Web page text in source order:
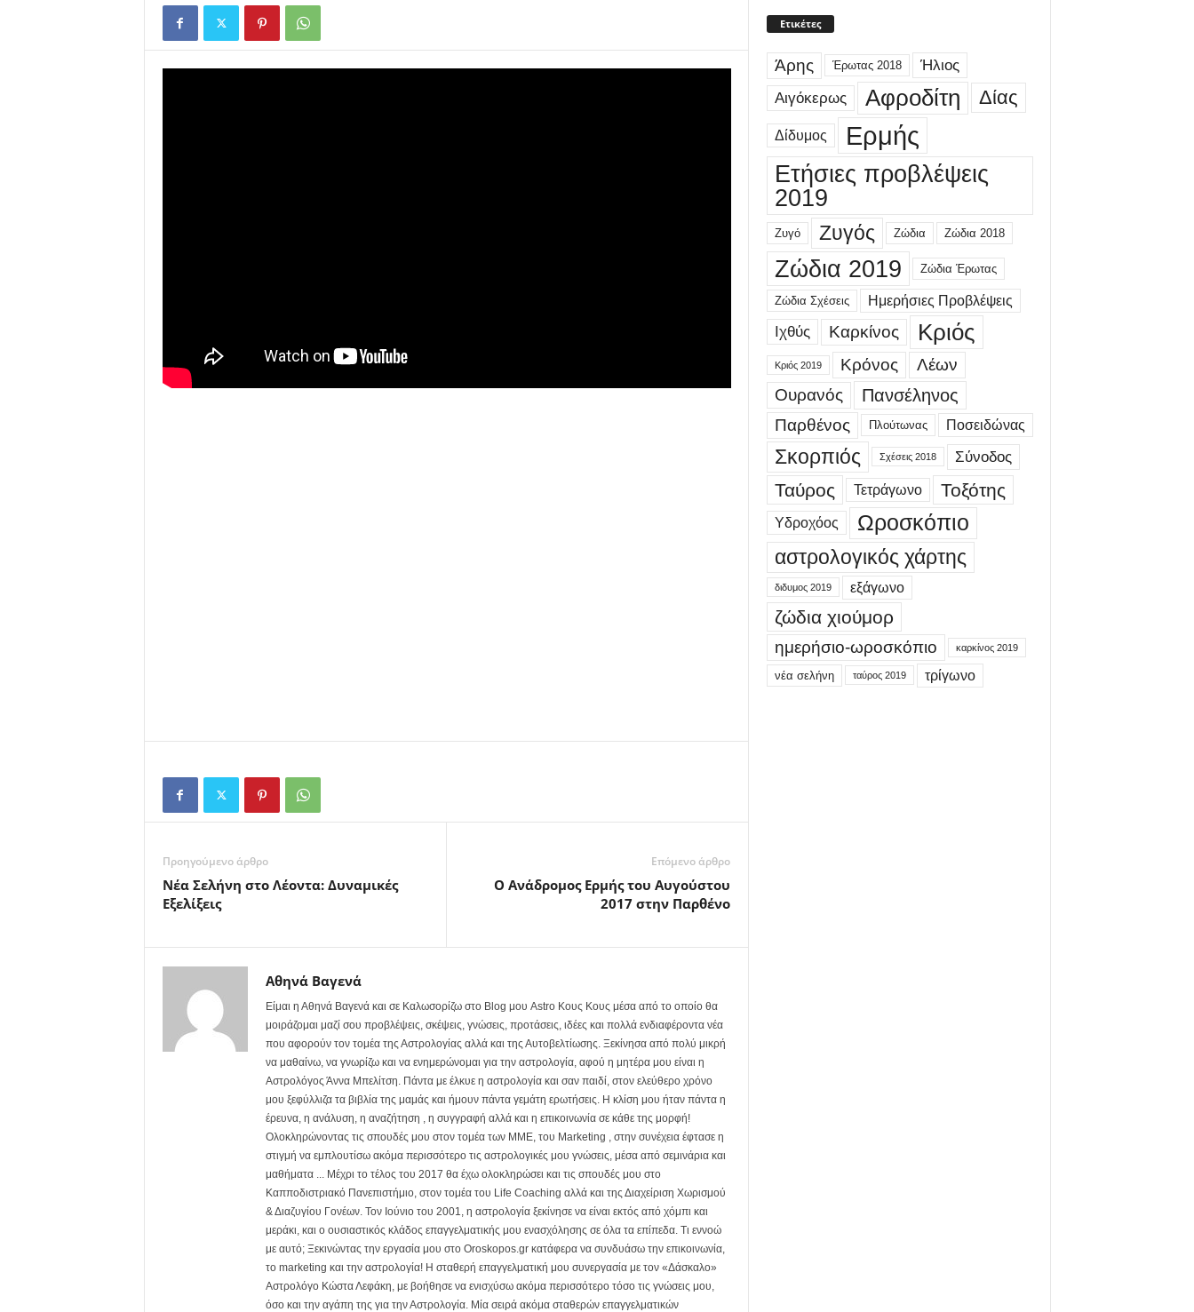
Προηγούμενο άρθρο
Νέα Σελήνη στο Λέοντα: Δυναμικές
Εξελίξεις
Επόμενο άρθρο
Ο Ανάδρομος Ερμής του Αυγούστου
2017 στην Παρθένο
Αθηνά Βαγενά
Είμαι η Αθηνά Βαγενά και σε Καλωσορίζω στο Blog μου Astro Κους Κους μέσα από το οποίο θα
μοιράζομαι μαζί σου προβλέψεις, σκέψεις, γνώσεις, προτάσεις, ιδέες και πολλά ενδιαφέροντα νέα
που αφορούν τον τομέα της Αστρολογίας αλλά και της Αυτοβελτίωσης. Ξεκίνησα από πολύ μικρή
να μαθαίνω, να γνωρίζω και να ενημερώνομαι για την αστρολογία, αφού η μητέρα μου είναι η
Αστρολόγος Άννα Μπελίτση. Πάντα με έλκυε η αστρολογία και σαν παιδί, στον ελεύθερο χρόνο
μου ξεφύλλιζα τα βιβλία της μαμάς και ήμουν πάντα γεμάτη ερωτήσεις. Η κλίση μου ήταν πάντα η
έρευνα, η ανάλυση, η αναζήτηση , η συγγραφή αλλά και η επικοινωνία σε κάθε της μορφή!
Ολοκληρώνοντας τις σπουδές μου στον τομέα των ΜΜΕ, του Marketing , στην συνέχεια έφτασε η
στιγμή να εμπλουτίσω ακόμα περισσότερο τις αστρολογικές μου γνώσεις, μέσα από σεμινάρια και
μαθήματα ... Μέχρι το τέλος του 2017 θα έχω ολοκληρώσει και τις σπουδές μου στο
Καπποδιστριακό Πανεπιστήμιο, στον τομέα του Life Coaching αλλά και της Διαχείριση Χωρισμού
& Διαζυγίου Γονέων. Τον Ιούνιο του 2001, η αστρολογία ξεκίνησε να είναι εκτός από χόμπι και
μεράκι, και ο ουσιαστικός κλάδος επαγγελματικής μου ενασχόλησης σε όλα τα επίπεδα. Τι εννοώ
με αυτό; Ξεκινώντας την εργασία μου στο Oroskopos.gr κατάφερα να συνδυάσω την επικοινωνία,
το marketing και την αστρολογία! Η σταθερή επαγγελματική μου συνεργασία με τον «Δάσκαλο»
Αστρολόγο Κώστα Λεφάκη, με βοήθησε να ενισχύσω ακόμα περισσότερο τόσο τις γνώσεις μου,
όσο και την αγάπη της για την Αστρολογία. Μία σειρά ακόμα σταθερών επαγγελματικών
Ετικέτες
Άρης Έρωτας 2018
Ήλιος
Αιγόκερως
Αφροδίτη Δίας
Δίδυμος Ερμής
Ετήσιες προβλέψεις
2019
Ζυγό Ζυγός Ζώδια Ζώδια 2018
Ζώδια 2019 Ζώδια Έρωτας
Ζώδια Σχέσεις Ημερήσιες Προβλέψεις
Ιχθύς Καρκίνος Κριός
Κριός 2019 Κρόνος
Λέων
Ουρανός
Πανσέληνος
Παρθένος Πλούτωνας Ποσειδώνας
Σκορπιός Σχέσεις 2018 Σύνοδος
Ταύρος Τετράγωνο Τοξότης
Υδροχόος Ωροσκόπιο
αστρολογικός χάρτης
διδυμος 2019 εξάγωνο
ζώδια χιούμορ
ημερήσιο-ωροσκόπιο καρκίνος 2019
νέα σελήνη ταύρος 2019 τρίγωνο